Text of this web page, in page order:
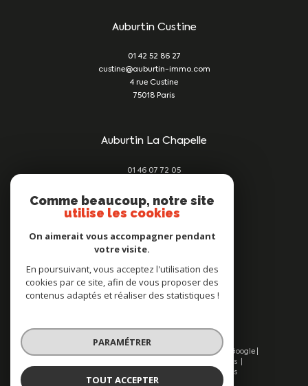
Auburtin Custine
01 42 52 86 27
custine@auburtin-immo.com
4 rue Custine
75018
Paris
Auburtin La Chapelle
01 46 07 72 05
209 rue du Faubourg St Denis
75010 Paris
Nous suivre sur
© 2026 | Tous droits réservés | Traduction powered by Google |
Mentions légales
Cookies
Comme beaucoup, notre site
utilise les cookies
On aimerait vous accompagner pendant
votre visite.
En poursuivant, vous acceptez l'utilisation des
cookies par ce site, afin de vous proposer des
contenus adaptés et réaliser des statistiques !
PARAMÉTRER
TOUT ACCEPTER